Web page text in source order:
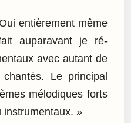
entièrement même
auparavant je ré-
avec autant de
Le principal
mélodiques forts
instrumentaux. »